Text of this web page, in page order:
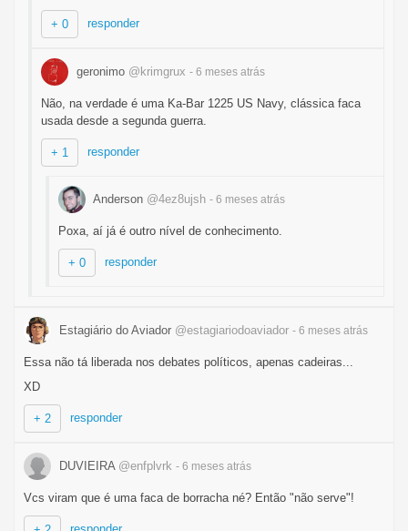
+ 0 responder
geronimo @krimgrux - 6 meses atrás
Não, na verdade é uma Ka-Bar 1225 US Navy, clássica faca
usada desde a segunda guerra.
+ 1 responder
Anderson @4ez8ujsh - 6 meses atrás
Poxa, aí já é outro nível de conhecimento.
+ 0 responder
Estagiário do Aviador @estagiariodoaviador - 6 meses atrás
Essa não tá liberada nos debates políticos, apenas cadeiras...
XD
+ 2 responder
DUVIEIRA @enfplvrk - 6 meses atrás
Vcs viram que é uma faca de borracha né? Então "não serve"!